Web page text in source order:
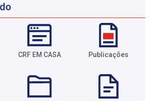
CRF EM CASA Publicações